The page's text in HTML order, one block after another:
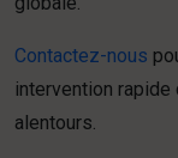
Contactez-nous
intervention
alentours.